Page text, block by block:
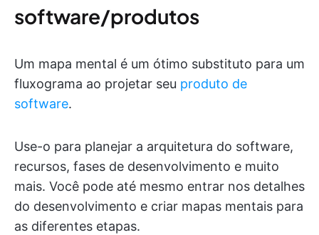
software/produtos
Um mapa mental é um ótimo substituto para um
fluxograma ao projetar seu produto de
software.
Use-o para planejar a arquitetura do software,
recursos, fases de desenvolvimento e muito
mais. Você pode até mesmo entrar nos detalhes
do desenvolvimento e criar mapas mentais para
as diferentes etapas.